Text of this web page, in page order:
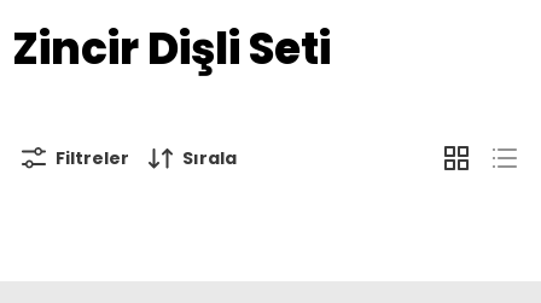
Zincir Dişli Seti
Filtreler Sırala